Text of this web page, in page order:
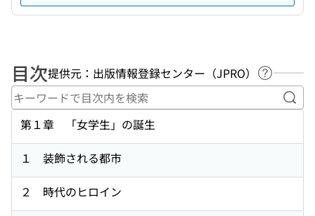
目次提供元：出版情報登録センター（JPRO）
ヘルプペ
キ
第１章 「女学生」の誕生
１ 装飾される都市
２ 時代のヒロイン